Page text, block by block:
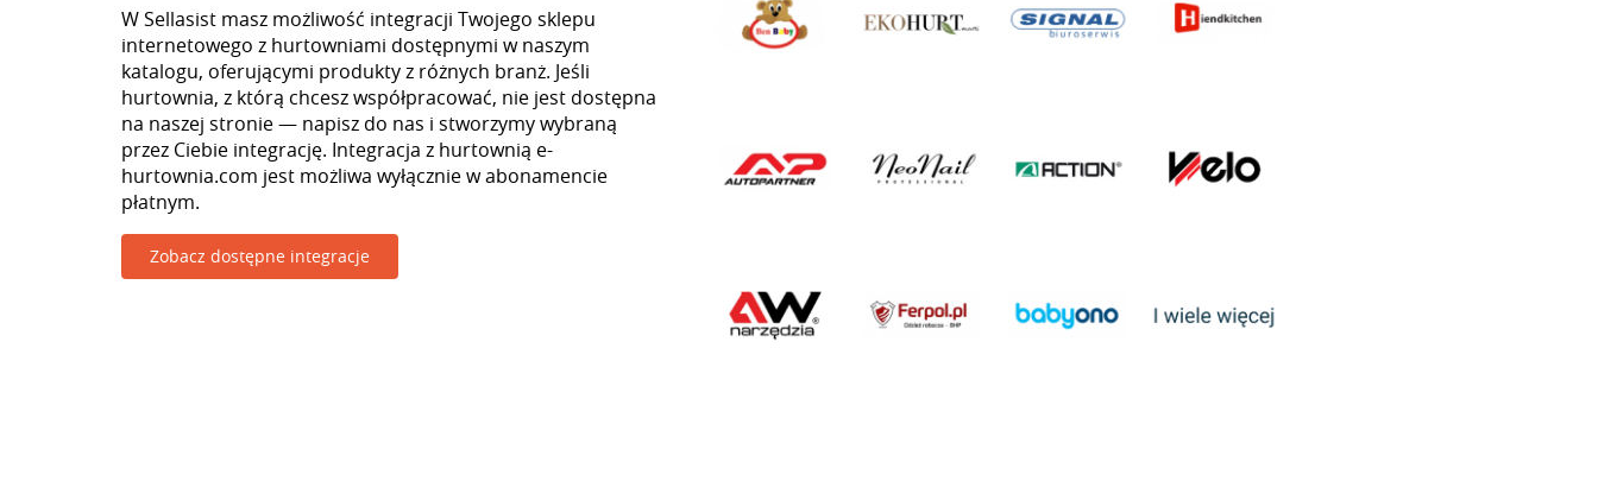
W Sellasist masz możliwość integracji Twojego sklepu
internetowego z hurtowniami dostępnymi w naszym
katalogu, oferującymi produkty z różnych branż. Jeśli
hurtownia, z którą chcesz współpracować, nie jest dostępna
na naszej stronie — napisz do nas i stworzymy wybraną
przez Ciebie integrację. Integracja z hurtownią e-
hurtownia.com jest możliwa wyłącznie w abonamencie
płatnym.
Zobacz dostępne integracje